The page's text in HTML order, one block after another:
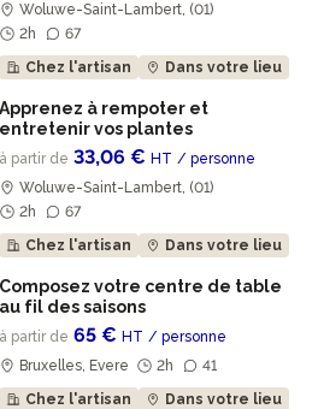
Woluwe-Saint-Lambert, (01)
2h
67
Chez l'artisan
Dans votre lieu
Apprenez à rempoter et
entretenir vos plantes
à partir de 33,06 €HT / personne
Woluwe-Saint-Lambert, (01)
2h
67
Chez l'artisan
Dans votre lieu
Composez votre centre de table
au fil des saisons
à partir de 65 €HT / personne
Bruxelles, Evere
2h
41
Chez l'artisan
Dans votre lieu